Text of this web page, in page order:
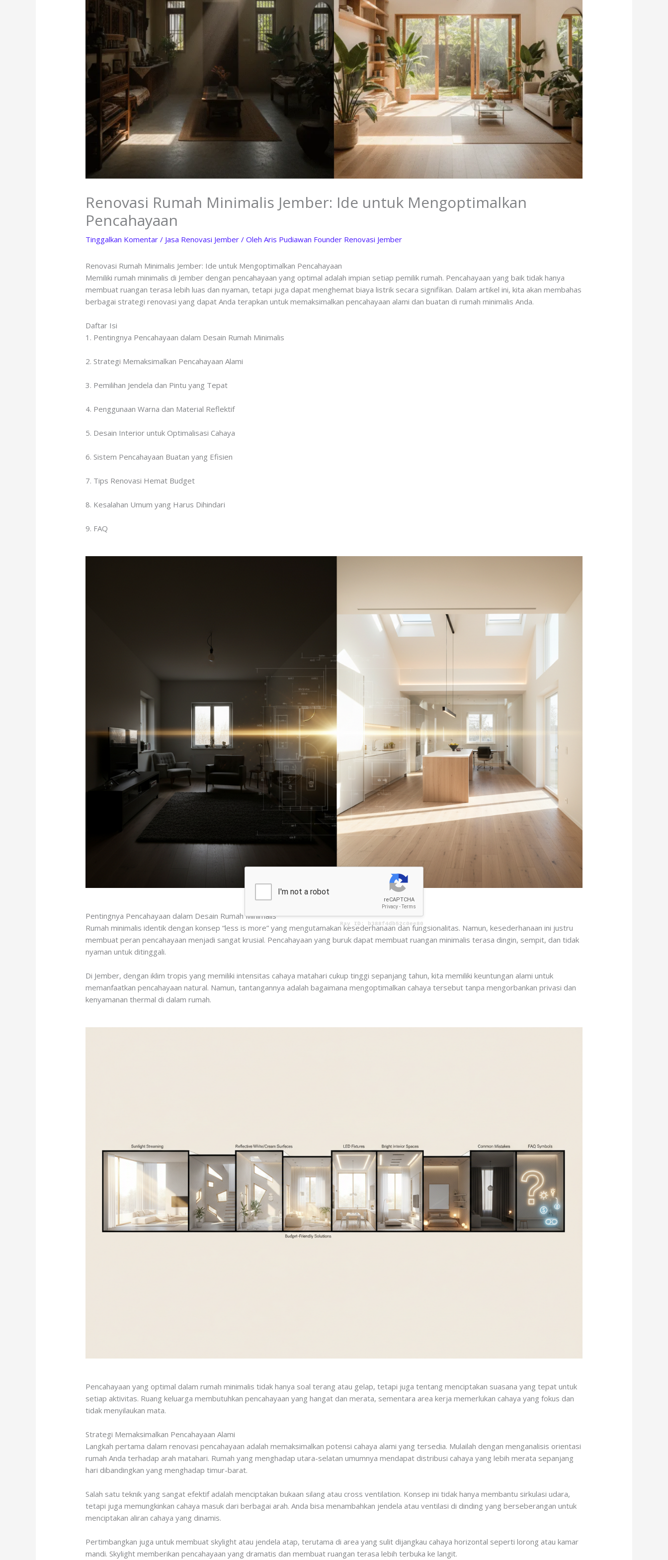
Renovasi Rumah Minimalis Jember: Ide untuk Mengoptimalkan
Pencahayaan
Tinggalkan Komentar / Jasa Renovasi Jember / OlehAris Pudiawan Founder Renovasi Jember
Renovasi Rumah Minimalis Jember: Ide untuk Mengoptimalkan Pencahayaan
Memiliki rumah minimalis di Jember dengan pencahayaan yang optimal adalah impian setiap pemilik rumah. Pencahayaan yang baik tidak hanya
membuat ruangan terasa lebih luas dan nyaman, tetapi juga dapat menghemat biaya listrik secara signifikan. Dalam artikel ini, kita akan membahas
berbagai strategi renovasi yang dapat Anda terapkan untuk memaksimalkan pencahayaan alami dan buatan di rumah minimalis Anda.
Daftar Isi
1. Pentingnya Pencahayaan dalam Desain Rumah Minimalis
2. Strategi Memaksimalkan Pencahayaan Alami
3. Pemilihan Jendela dan Pintu yang Tepat
4. Penggunaan Warna dan Material Reflektif
5. Desain Interior untuk Optimalisasi Cahaya
6. Sistem Pencahayaan Buatan yang Efisien
7. Tips Renovasi Hemat Budget
8. Kesalahan Umum yang Harus Dihindari
9. FAQ
Pentingnya Pencahayaan dalam Desain Rumah Minimalis
Rumah minimalis identik dengan konsep “less is more” yang mengutamakan kesederhanaan dan fungsionalitas. Namun, kesederhanaan ini justru
membuat peran pencahayaan menjadi sangat krusial. Pencahayaan yang buruk dapat membuat ruangan minimalis terasa dingin, sempit, dan tidak
nyaman untuk ditinggali.
Di Jember, dengan iklim tropis yang memiliki intensitas cahaya matahari cukup tinggi sepanjang tahun, kita memiliki keuntungan alami untuk
memanfaatkan pencahayaan natural. Namun, tantangannya adalah bagaimana mengoptimalkan cahaya tersebut tanpa mengorbankan privasi dan
kenyamanan thermal di dalam rumah.
Pencahayaan yang optimal dalam rumah minimalis tidak hanya soal terang atau gelap, tetapi juga tentang menciptakan suasana yang tepat untuk
setiap aktivitas. Ruang keluarga membutuhkan pencahayaan yang hangat dan merata, sementara area kerja memerlukan cahaya yang fokus dan
tidak menyilaukan mata.
Strategi Memaksimalkan Pencahayaan Alami
Langkah pertama dalam renovasi pencahayaan adalah memaksimalkan potensi cahaya alami yang tersedia. Mulailah dengan menganalisis orientasi
rumah Anda terhadap arah matahari. Rumah yang menghadap utara-selatan umumnya mendapat distribusi cahaya yang lebih merata sepanjang
hari dibandingkan yang menghadap timur-barat.
Salah satu teknik yang sangat efektif adalah menciptakan bukaan silang atau cross ventilation. Konsep ini tidak hanya membantu sirkulasi udara,
tetapi juga memungkinkan cahaya masuk dari berbagai arah. Anda bisa menambahkan jendela atau ventilasi di dinding yang berseberangan untuk
menciptakan aliran cahaya yang dinamis.
Pertimbangkan juga untuk membuat skylight atau jendela atap, terutama di area yang sulit dijangkau cahaya horizontal seperti lorong atau kamar
mandi. Skylight memberikan pencahayaan yang dramatis dan membuat ruangan terasa lebih terbuka ke langit.